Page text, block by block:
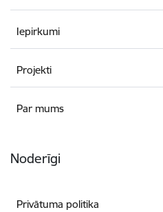
Iepirkumi
Projekti
Par mums
Noderīgi
Privātuma politika